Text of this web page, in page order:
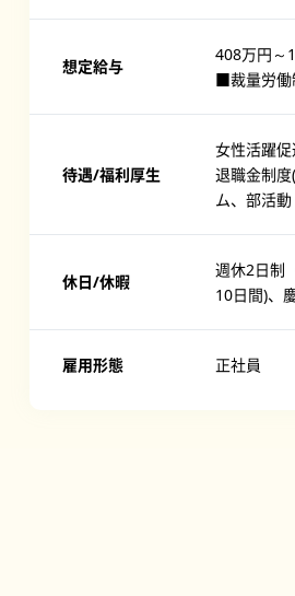
想定給与
408万円～
■裁量労働
待遇/福利厚生
女性活躍
退職金制
ム、部活
休日/休暇
週休2日制
10日間)、
雇用形態 正社員